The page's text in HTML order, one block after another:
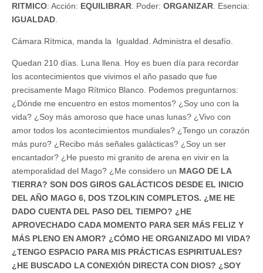
RITMICO: Acción: EQUILIBRAR . Poder: ORGANIZAR . Esencia:
IGUALDAD
Cámara Rítmica, manda la Igualdad. Administra el desafío.
Quedan 210 días. Luna llena. Hoy es buen día para recordar
los acontecimientos que vivimos el año pasado que fue
precisamente Mago Rítmico Blanco. Podemos preguntarnos:
¿Dónde me encuentro en estos momentos? ¿Soy uno con la
vida? ¿Soy más amoroso que hace unas lunas? ¿Vivo con
amor todos los acontecimientos mundiales? ¿Tengo un corazón
más puro? ¿Recibo más señales galácticas? ¿Soy un ser
encantador? ¿He puesto mi granito de arena en vivir en la
atemporalidad del Mago? ¿Me considero un MAGO DE LA
TIERRA? SON DOS GIROS GALÁCTICOS DESDE EL INICIO
DEL AÑO MAGO 6, DOS TZOLKIN COMPLETOS. ¿ME HE
DADO CUENTA DEL PASO DEL TIEMPO? ¿HE
APROVECHADO CADA MOMENTO PARA SER MÁS FELIZ Y
MÁS PLENO EN AMOR? ¿CÓMO HE ORGANIZADO MI VIDA?
¿TENGO ESPACIO PARA MIS PRÁCTICAS ESPIRITUALES?
¿HE BUSCADO LA CONEXIÓN DIRECTA CON DIOS? ¿SOY